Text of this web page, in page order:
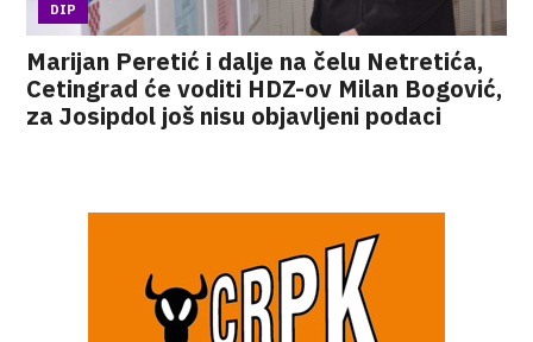
DIP
Marijan Peretić i dalje na čelu Netretića,
Cetingrad će voditi HDZ-ov Milan Bogović,
za Josipdol još nisu objavljeni podaci